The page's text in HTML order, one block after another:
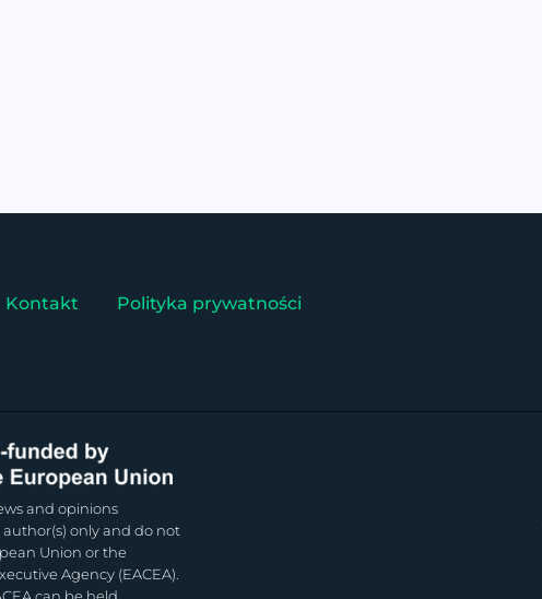
Kontakt Polityka prywatności
and opinions
only and do not
Union or the
Agency (EACEA).
can be held